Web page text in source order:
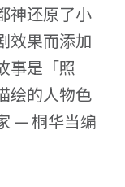
神还原了小
效果而添加
事是「照
绘的人物色
— 桐华当编